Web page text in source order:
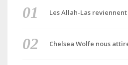
Les Allah-Las
Chelsea Wolfe nous